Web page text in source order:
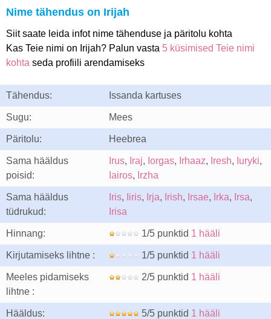
Nime tähendus on Irijah
Siit saate leida infot nime tähenduse ja päritolu kohta
Kas Teie nimi on Irijah? Palun vasta 5 küsimised Teie nimi
kohta seda profiili arendamiseks
Tähendus: Issanda kartuses
Sugu: Mees
Päritolu: Heebrea
Sama hääldus
poisid:
Irus, Iraj, Iorgas, Irhaaz, Iresh, Iuryki,
Iairos, Irzha
Sama hääldus
tüdrukud:
Iris, Iiris, Irja, Irish, Irsae, Irka, Irsa,
Irisa
Hinnang: 1/5 punktid 1 hääli
Kirjutamiseks lihtne : 1/5 punktid 1 hääli
Meeles pidamiseks
lihtne :
2/5 punktid 1 hääli
Hääldus: 5/5 punktid 1 hääli